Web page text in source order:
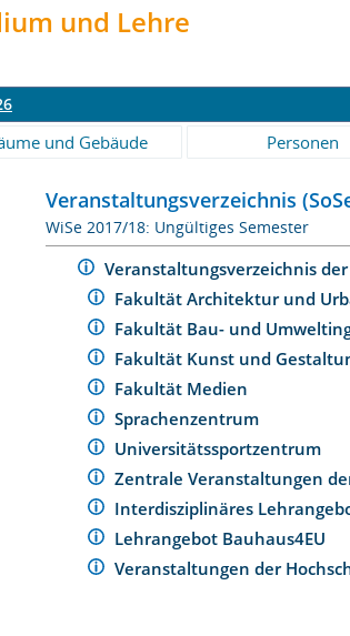
und Lehre
und Gebäude Personen
Veranstaltungsverzeichnis
WiSe 2017/18: Ungültiges Semester
Veranstaltungsverzeichnis
Fakultät Architektur und
Fakultät Bau- und
Fakultät Kunst und
Fakultät Medien
Sprachenzentrum
Universitätssportzentrum
Zentrale Veranstaltungen
Interdisziplinäres
Lehrangebot Bauhaus4EU
Veranstaltungen der